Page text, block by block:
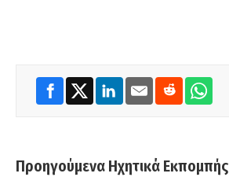
Προηγούμενα Ηχητικά Εκπομπής